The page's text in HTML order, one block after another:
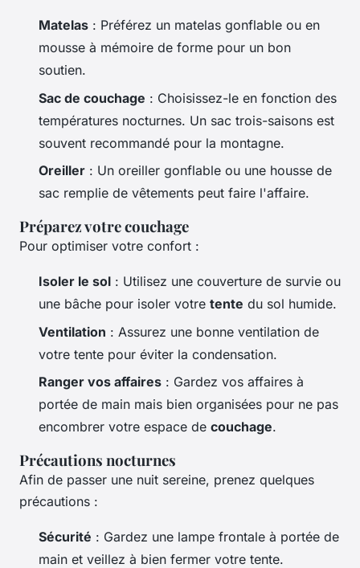
Matelas : Préférez un matelas gonflable ou en
mousse à mémoire de forme pour un bon
soutien.
Sac de couchage : Choisissez-le en fonction des
températures nocturnes. Un sac trois-saisons est
souvent recommandé pour la montagne.
Oreiller : Un oreiller gonflable ou une housse de
sac remplie de vêtements peut faire l'affaire.
Préparez votre couchage
Pour optimiser votre confort :
Isoler le sol : Utilisez une couverture de survie ou
une bâche pour isoler votre tente du sol humide.
Ventilation : Assurez une bonne ventilation de
votre tente pour éviter la condensation.
Ranger vos affaires : Gardez vos affaires à
portée de main mais bien organisées pour ne pas
encombrer votre espace de couchage.
Précautions nocturnes
Afin de passer une nuit sereine, prenez quelques
précautions :
Sécurité : Gardez une lampe frontale à portée de
main et veillez à bien fermer votre tente.